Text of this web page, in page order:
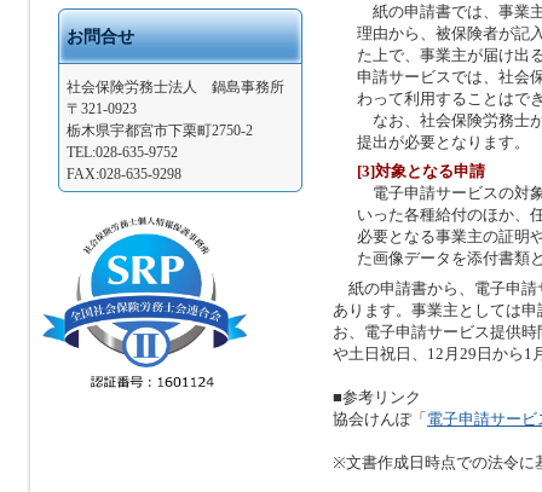
紙の申請書では、事業
理由から、被保険者が記
た上で、事業主が届け出
申請サービスでは、社会
わって利用することはで
なお、社会保険労務士
提出が必要となります。
[3]対象となる申請
電子申請サービスの対
いった各種給付のほか、
必要となる事業主の証明
た画像データを添付書類
紙の申請書から、電子申請
あります。事業主としては
お、電子申請サービス提供
や土日祝日、12月29日から1
■参考リンク
協会けんぽ「電子申請サー
※文書作成日時点での法令に
お問合せ
社会保険労務士法人 鍋島事務所
〒321-0923
栃木県宇都宮市下栗町2750-2
TEL:028-635-9752
FAX:028-635-9298